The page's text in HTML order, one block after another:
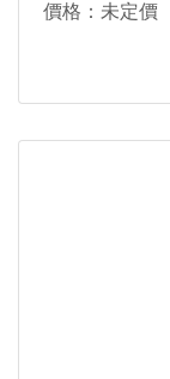
價格：未定價